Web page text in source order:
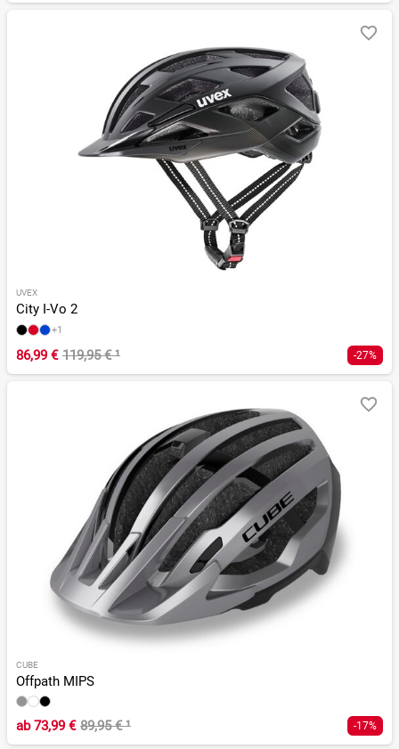
UVEX
City I-Vo 2
+1
86,99 € 119,95 €¹ -27%
CUBE
Offpath MIPS
ab73,99 € 89,95 €¹ -17%